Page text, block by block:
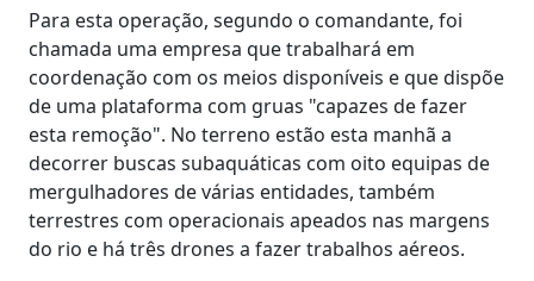
Para esta operação, segundo o comandante, foi
chamada uma empresa que trabalhará em
coordenação com os meios disponíveis e que dispõe
de uma plataforma com gruas "capazes de fazer
esta remoção". No terreno estão esta manhã a
decorrer buscas subaquáticas com oito equipas de
mergulhadores de várias entidades, também
terrestres com operacionais apeados nas margens
do rio e há três drones a fazer trabalhos aéreos.